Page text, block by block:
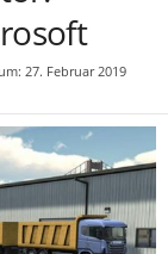
27. Februar 2019